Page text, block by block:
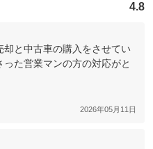
4.8
と中古車の購入をさせてい
た営業マンの方の対応がと
2026年05月11日